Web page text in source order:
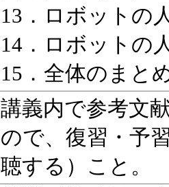
13．ロボットの
14．ロボットの
15．全体のまと
講義内で参考文
ので、復習・予
聴する）こと。